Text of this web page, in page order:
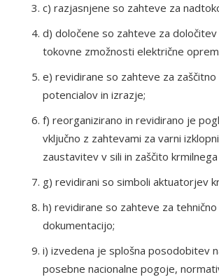
c) razjasnjene so zahteve za
d) določene so zahteve za
tokovne zmožnosti električne
e) revidirane so zahteve za
potencialov in izrazje;
f) reorganizirano in revidirano je
vključno z zahtevami za varni
zaustavitev v sili in zaščito
g) revidirani so simboli aktuatorjev
h) revidirane so zahteve za tehnično
dokumentacijo;
i) izvedena je splošna posodobitev
posebne nacionalne pogoje,